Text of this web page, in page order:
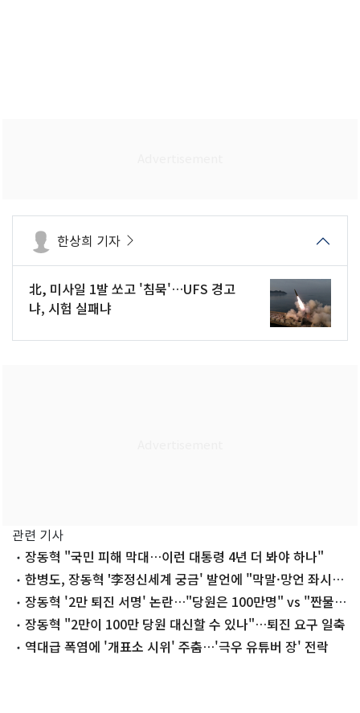
한상희 기자
北, 미사일 1발 쏘고 '침묵'…UFS 경고
냐, 시험 실패냐
관련 기사
장동혁 "국민 피해 막대…이런 대통령 4년 더 봐야 하나"
한병도, 장동혁 '李정신세계 궁금' 발언에 "막말·망언 좌시안
해"장동혁 '2만 퇴진 서명' 논란…"당원은 100만명" vs "짠물
선동과 달라"
장동혁 "2만이 100만 당원 대신할 수 있나"…퇴진 요구 일축
역대급 폭염에 '개표소 시위' 주춤…'극우 유튜버 장' 전락